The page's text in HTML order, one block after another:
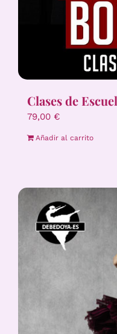
Clases de
79,00 €
Añadir al carrito